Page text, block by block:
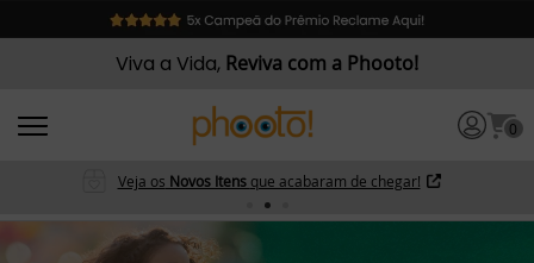
Viva a Vida, Reviva com a Phooto!
0
Veja os Novos Itens que acabaram de chegar!